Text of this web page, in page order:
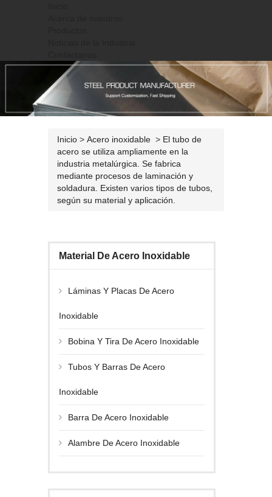
Inicio > Acero inoxidable > El tubo de
acero se utiliza ampliamente en la
industria metalúrgica. Se fabrica
mediante procesos de laminación y
soldadura. Existen varios tipos de tubos,
según su material y aplicación.
Material De Acero Inoxidable
Láminas Y Placas De Acero
Inoxidable
Bobina Y Tira De Acero Inoxidable
Tubos Y Barras De Acero
Inoxidable
Barra De Acero Inoxidable
Alambre De Acero Inoxidable